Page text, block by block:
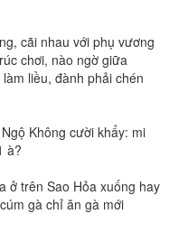
cãi nhau với phụ vương
chơi, nào ngờ giữa
liều, đành phải chén
Không cười khẩy: mi
à?
ở trên Sao Hỏa xuống hay
gà chỉ ăn gà mới